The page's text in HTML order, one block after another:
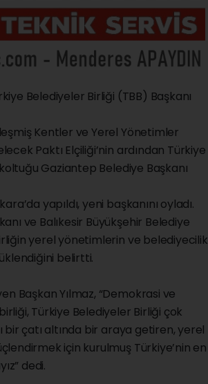
Belediyeler Birliği (TBB) Başkanı
Kentler ve Yerel Yönetimler
Paktı Elçiliği’nin ardından Türkiye
Gaziantep Belediye Başkanı
yapıldı, yeni başkanını oyladı.
ve Balıkesir Büyükşehir Belediye
yerel yönetimlerin ve belediyecilik
belirtti.
Başkan Yılmaz, “Demokrasi ve
Türkiye Belediyeler Birliği çok
bir çatı altında bir araya getiren, yerel
için kurulmuş Türkiye’nin en
dedi.